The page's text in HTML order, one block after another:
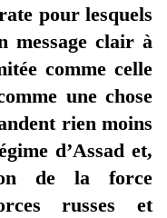
pour lesquels
message clair à
comme celle
une chose
rien moins
d’Assad et,
de la force
russes et